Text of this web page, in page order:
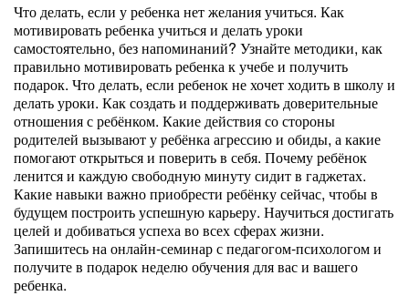
Что делать, если у ребенка нет желания учиться. Как
мотивировать ребенка учиться и делать уроки
самостоятельно, без напоминаний? Узнайте методики, как
правильно мотивировать ребенка к учебе и получить
подарок. Что делать, если ребенок не хочет ходить в школу и
делать уроки. Как создать и поддерживать доверительные
отношения с ребёнком. Какие действия со стороны
родителей вызывают у ребёнка агрессию и обиды, а какие
помогают открыться и поверить в себя. Почему ребёнок
ленится и каждую свободную минуту сидит в гаджетах.
Какие навыки важно приобрести ребёнку сейчас, чтобы в
будущем построить успешную карьеру. Научиться достигать
целей и добиваться успеха во всех сферах жизни.
Запишитесь на онлайн-семинар с педагогом-психологом и
получите в подарок неделю обучения для вас и вашего
ребенка.